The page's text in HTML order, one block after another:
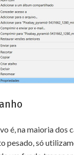
é, na maioria dos
pesado, só